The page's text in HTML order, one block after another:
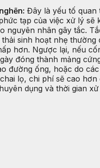
Đây là yếu tố quan
tạp của việc xử lý sẽ
nguyên nhân gây tắc.
sinh hoạt nhẹ thường
hơn. Ngược lại, nếu
đóng thành mảng
đường ống, hoặc do
lọ, chi phí sẽ cao hơn
dụng và thời gian